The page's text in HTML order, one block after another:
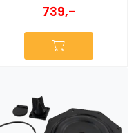
739,-